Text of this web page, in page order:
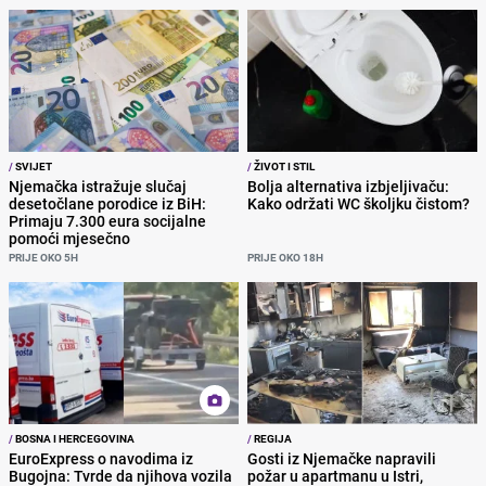
/SVIJET
Njemačka istražuje slučaj
desetočlane porodice iz BiH:
Primaju 7.300 eura socijalne
pomoći mjesečno
PRIJE OKO 5H
/ŽIVOT I STIL
Bolja alternativa izbjeljivaču:
Kako održati WC školjku čistom?
PRIJE OKO 18H
/BOSNA I HERCEGOVINA
EuroExpress o navodima iz
Bugojna: Tvrde da njihova vozila
/REGIJA
Gosti iz Njemačke napravili
požar u apartmanu u Istri,